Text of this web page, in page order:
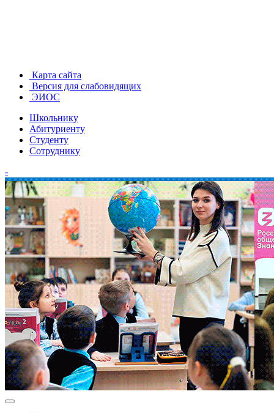
Карта сайта
Версия для слабовидящих
ЭИОС
Школьнику
Абитуриенту
Студенту
Сотруднику
-